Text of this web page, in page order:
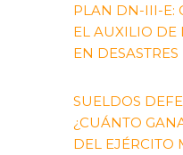
PLAN DN-III-E:
EL AUXILIO DE
EN DESASTRES
SUELDOS
¿CUÁNTO
DEL EJÉRCITO